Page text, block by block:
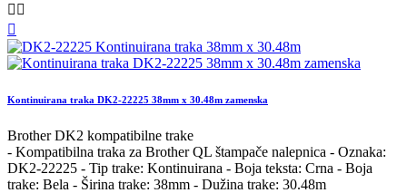
 

Kontinuirana traka DK2-22225 38mm x 30.48m zamenska
Brother DK2 kompatibilne trake
- Kompatibilna traka za Brother QL štampače nalepnica - Oznaka:
DK2-22225 - Tip trake: Kontinuirana - Boja teksta: Crna - Boja
trake: Bela - Širina trake: 38mm - Dužina trake: 30.48m